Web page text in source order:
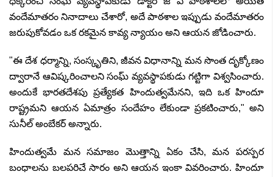
వందేమాతరం నినాదాలు చేశారో, అదే పాఠశాల ఇప్పుడు వందేమాతరం
జరుపుకోవడం ఒక రకమైన కావ్య న్యాయం అని ఆయన జోడించారు.
"ఈ దేశ ధర్మాన్ని, సంస్కృతిని, జీవన విధానాన్ని మన సొంత దృక్కోణం
ద్వారానే ఆవిష్కరించాలని సంఘ్ వ్యవస్థాపకుడు గట్టిగా విశ్వసించారు.
అందుకే భారతదేశపు ప్రత్యేకత హిందుత్వమేనని, ఇది ఒక హిందూ
రాష్ట్రమని ఆయన ఏమాత్రం సందేహం లేకుండా ప్రకటించారు,"అని
సునీల్ అంబేకర్ అన్నారు.
హిందుత్వమే మన సమాజం మొత్తాన్ని ఏకం చేసి,మన పరస్పర
బంధాలను బలపరిచే సారం అని ఆయన ఇంకా వివరించారు. హిందూ